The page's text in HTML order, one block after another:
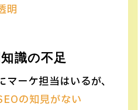
明
識の不足
マーケ担当はいるが、
の知見がない